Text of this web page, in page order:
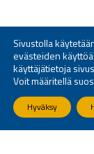
Sivustolla
evästeiden
käyttäjätietoja
Voit määritellä
Hyväksy